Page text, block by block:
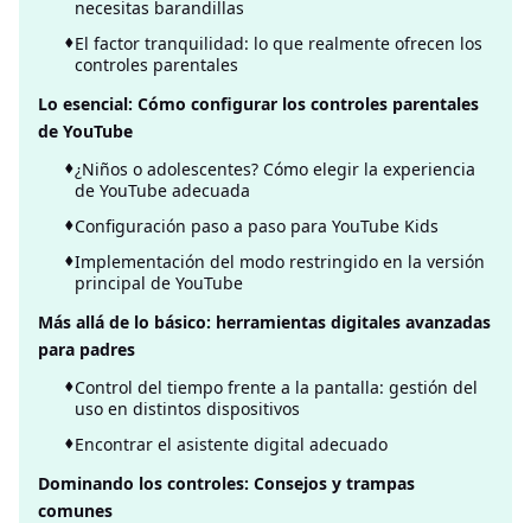
necesitas barandillas
El factor tranquilidad: lo que realmente ofrecen los
controles parentales
Lo esencial: Cómo configurar los controles parentales
de YouTube
¿Niños o adolescentes? Cómo elegir la experiencia
de YouTube adecuada
Configuración paso a paso para YouTube Kids
Implementación del modo restringido en la versión
principal de YouTube
Más allá de lo básico: herramientas digitales avanzadas
para padres
Control del tiempo frente a la pantalla: gestión del
uso en distintos dispositivos
Encontrar el asistente digital adecuado
Dominando los controles: Consejos y trampas
comunes